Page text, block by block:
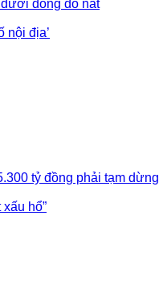
đống đổ nát
nội địa’
tỷ đồng phải tạm dừng
hổ”